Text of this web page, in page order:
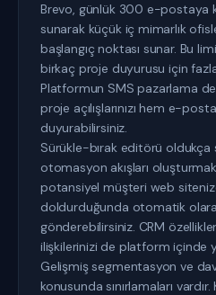
Brevo, günlük 300 e-postaya
sunarak küçük iç mimarlık
başlangıç noktası sunar. Bu
birkaç proje duyurusu için
Platformun SMS pazarlama
proje açılışlarınızı hem e-
duyurabilirsiniz.
Sürükle-bırak editörü oldukça
otomasyon akışları
potansiyel müşteri web
doldurduğunda otomatik
gönderebilirsiniz. CRM
ilişkilerinizi de platform içinde
Gelişmiş segmentasyon ve
konusunda sınırlamaları